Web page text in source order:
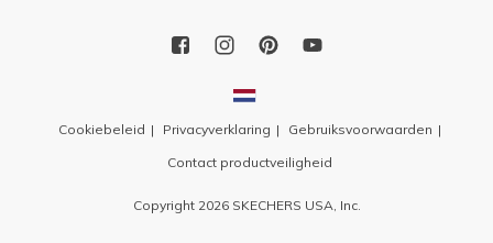
Cookiebeleid Privacyverklaring
Gebruiksvoorwaarden
Contact productveiligheid
Copyright 2026 SKECHERS USA, Inc.